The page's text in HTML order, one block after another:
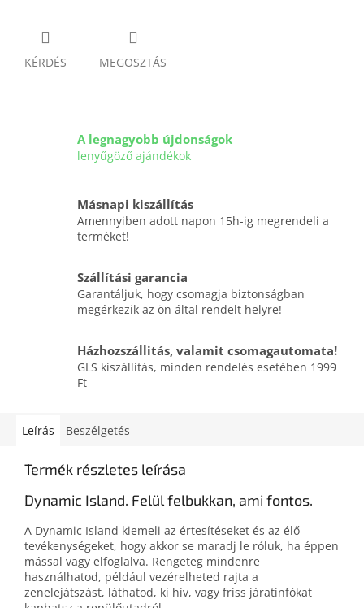
KÉRDÉS MEGOSZTÁS
A legnagyobb újdonságok
lenyűgöző ajándékok
Másnapi kiszállítás
Amennyiben adott napon 15h-ig megrendeli a
terméket!
Szállítási garancia
Garantáljuk, hogy csomagja biztonságban
megérkezik az ön által rendelt helyre!
Házhozszállitás, valamit csomagautomata!
GLS kiszállítás, minden rendelés esetében 1999
Ft
Leírás Beszélgetés
Termék részletes leírása
Dynamic Island. Felül felbukkan, ami fontos.
A Dynamic Island kiemeli az értesítéseket és az élő
tevékenységeket, hogy akkor se maradj le róluk, ha éppen
mással vagy elfoglalva. Rengeteg mindenre
használhatod, például vezérelheted rajta a
zenelejátszást, láthatod, ki hív, vagy friss járatinfókat